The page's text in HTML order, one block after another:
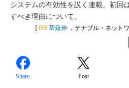
システムの有効性を説く連載。初回
すべき理由について。
[ 草薙伸 ，テナブル・ネット
Share Post